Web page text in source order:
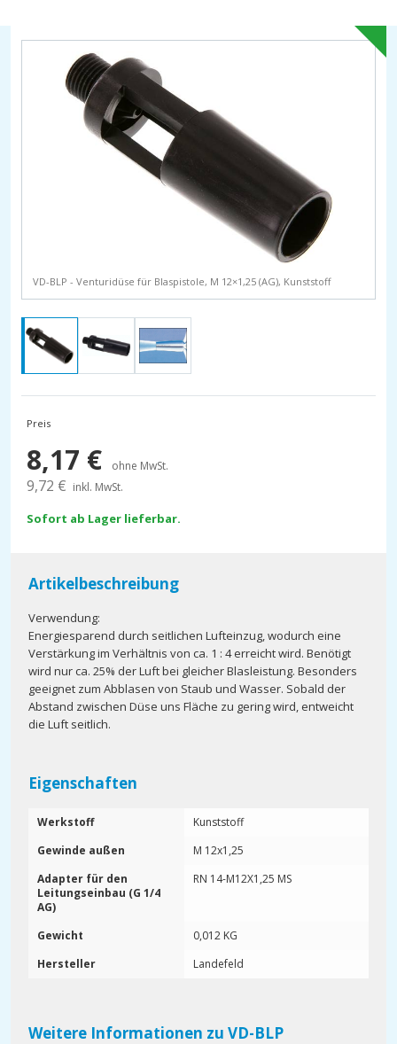
VD-BLP - Venturidüse für Blaspistole, M 12×1,25 (AG), Kunststoff
Preis
8,17 € ohne MwSt.
9,72 € inkl. MwSt.
Sofort ab Lager lieferbar.
Artikelbeschreibung
Verwendung:
Energiesparend durch seitlichen Lufteinzug, wodurch eine
Verstärkung im Verhältnis von ca. 1 : 4 erreicht wird. Benötigt
wird nur ca. 25% der Luft bei gleicher Blasleistung. Besonders
geeignet zum Abblasen von Staub und Wasser. Sobald der
Abstand zwischen Düse uns Fläche zu gering wird, entweicht
die Luft seitlich.
Eigenschaften
Werkstoff
Kunststoff
Gewinde außen
M 12x1,25
Adapter für den
Leitungseinbau (G 1/4
AG)
RN 14-M12X1,25 MS
Gewicht
0,012 KG
Hersteller
Landefeld
Weitere Informationen zu VD-BLP